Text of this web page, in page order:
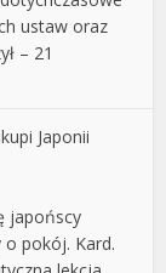
ustaw oraz
– 21
Japonii
japońscy
pokój. Kard.